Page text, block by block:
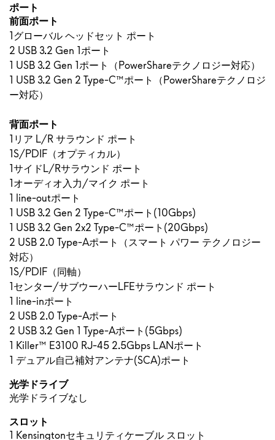
ポート
前面ポート
1グローバル ヘッドセット ポート
2 USB 3.2 Gen 1ポート
1 USB 3.2 Gen 1ポート（PowerShareテクノロジー対応）
1 USB 3.2 Gen 2 Type-C™ポート（PowerShareテクノロジ
ー対応）
背面ポート
1リア L/R サラウンド ポート
1S/PDIF（オプティカル）
1サイドL/Rサラウンド ポート
1オーディオ入力/マイク ポート
1 line-outポート
1 USB 3.2 Gen 2 Type-C™ポート(10Gbps)
1 USB 3.2 Gen 2x2 Type-C™ポート(20Gbps)
2 USB 2.0 Type-Aポート（スマート パワー テクノロジー
対応）
1S/PDIF（同軸）
1センター/サブウーハーLFEサラウンド ポート
1 line-inポート
2 USB 2.0 Type-Aポート
2 USB 3.2 Gen 1 Type-Aポート(5Gbps)
1 Killer™ E3100 RJ-45 2.5Gbps LANポート
1 デュアル自己補対アンテナ(SCA)ポート
光学ドライブ
光学ドライブなし
スロット
1 Kensingtonセキュリティケーブル スロット